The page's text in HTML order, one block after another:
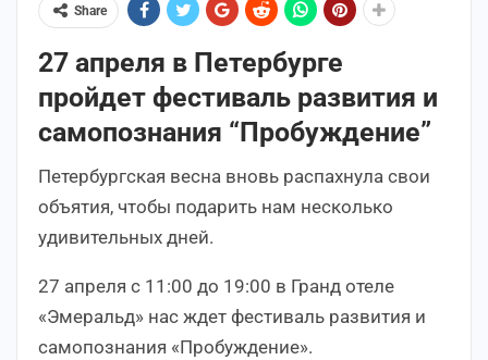
Share
27 апреля в Петербурге
пройдет фестиваль развития и
самопознания “Пробуждение”
Петербургская весна вновь распахнула свои
объятия, чтобы подарить нам несколько
удивительных дней.
27 апреля с 11:00 до 19:00 в Гранд отеле
«Эмеральд» нас ждет фестиваль развития и
самопознания «Пробуждение».